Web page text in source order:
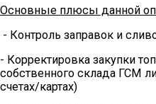
Основные плюсы данной
- Контроль заправок и
- Корректировка закупки
собственного склада ГСМ
счетах/картах)